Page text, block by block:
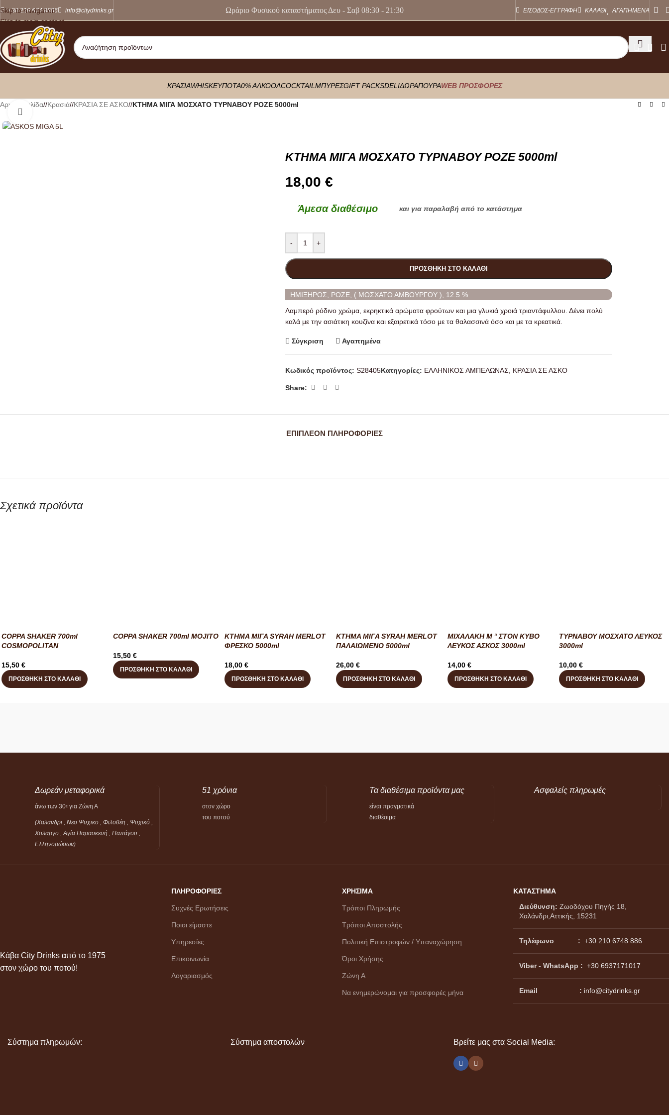
Skip to navigation
Skip to main content
+30 210 674 8886 info@citydrinks.gr Ωράριο Φυσικού καταστήματος Δευ - Σαβ 08:30 - 21:30 ΕΙΣΟΔΟΣ-ΕΓΓΡΑΦΗ ΚΑΛΑΘΙ ΑΓΑΠΗΜΕΝΑ
ΚΡΑΣΙΑWHISKEYΠΟΤΑ0% ΑΛΚΟΟΛCOCKTAIL ΜΠΥΡΕΣGIFT PACKSDELIΔΩΡΑΠΟΥΡΑWEB ΠΡΟΣΦΟΡΕΣ
Αρχική σελίδα/ Κρασιά/ ΚΡΑΣΙΑ ΣΕ ΑΣΚΟ/ KTHMA ΜΙΓΑ ΜΟΣΧΑΤΟ ΤΥΡΝΑΒΟΥ ΡΟΖΕ 5000ml
KTHMA ΜΙΓΑ ΜΟΣΧΑΤΟ ΤΥΡΝΑΒΟΥ ΡΟΖΕ 5000ml
18,00 €
Άμεσα διαθέσιμο και για παραλαβή από το κατάστημα
- +
ΠΡΟΣΘΉΚΗ ΣΤΟ ΚΑΛΆΘΙ
ΗΜΙΞΗΡΟΣ, ΡΟΖΕ, ( ΜΟΣΧΑΤΟ ΑΜΒΟΥΡΓΟΥ ), 12.5 %
Λαμπερό ρόδινο χρώμα, εκρηκτικά αρώματα φρούτων και μια γλυκιά χροιά τριαντάφυλλου. Δένει πολύ
καλά με την ασιάτικη κουζίνα και εξαιρετικά τόσο με τα θαλασσινά όσο και με τα κρεατικά.
Σύγκριση Αγαπημένα
Κωδικός προϊόντος: S28405Κατηγορίες: ΕΛΛΗΝΙΚΟΣ ΑΜΠΕΛΩΝΑΣ ΚΡΑΣΙΑ ΣΕ ΑΣΚΟ
Share:
ΕΠΙΠΛΈΟΝ ΠΛΗΡΟΦΟΡΊΕΣ
Σχετικά προϊόντα
COPPA SHAKER 700ml
COSMOPOLITAN
15,50 €
ΠΡΟΣΘΉΚΗ ΣΤΟ ΚΑΛΆΘΙ
COPPA SHAKER 700ml MOJITO
15,50 €
ΠΡΟΣΘΉΚΗ ΣΤΟ ΚΑΛΆΘΙ
KTHMA ΜΙΓΑ SYRAH MERLOT
ΦΡΕΣΚΟ 5000ml
18,00 €
ΠΡΟΣΘΉΚΗ ΣΤΟ ΚΑΛΆΘΙ
KTHMA ΜΙΓΑ SYRAH MERLOT
ΠΑΛΑΙΩΜΕΝΟ 5000ml
26,00 €
ΠΡΟΣΘΉΚΗ ΣΤΟ ΚΑΛΆΘΙ
ΜΙΧΑΛΑΚΗ Μ ³ ΣΤΟΝ ΚΥΒΟ
ΛΕΥΚΟΣ ΑΣΚΟΣ 3000ml
14,00 €
ΠΡΟΣΘΉΚΗ ΣΤΟ ΚΑΛΆΘΙ
ΤΥΡΝΑΒΟΥ ΜΟΣΧΑΤΟ ΛΕΥΚΟΣ
3000ml
10,00 €
ΠΡΟΣΘΉΚΗ ΣΤΟ ΚΑΛΆΘΙ
Δωρεάν μεταφορικά
άνω των 30ε για Ζώνη Α
(Χαλανδρι , Νεο Ψυχικο , Φιλοθέη , Ψυχικό ,
Χολαργο , Αγία Παρασκευή , Παπάγου ,
Ελληνορώσων)
51 χρόνια
στον χώρο
του ποτού
Τα διαθέσιμα προϊόντα μας
είναι πραγματικά
διαθέσιμα
Ασφαλείς πληρωμές
Κάβα City Drinks από το 1975
στον χώρο του ποτού!
ΠΛΗΡΟΦΟΡΙΕΣ
Συχνές Ερωτήσεις
Ποιοι είμαστε
Υπηρεσίες
Επικοινωνία
Λογαριασμός
ΧΡΗΣΙΜΑ
Τρόποι Πληρωμής
Τρόποι Αποστολής
Πολιτική Επιστροφών / Υπαναχώρηση
Όροι Χρήσης
Ζώνη Α
Να ενημερώνομαι για προσφορές μήνα
ΚΑΤΑΣΤΗΜΑ
Διεύθυνση: Ζωοδόχου Πηγής 18,
Χαλάνδρι,Αττικής, 15231
Τηλέφωνο : +30 210 6748 886
Viber - WhatsApp : +30 6937171017
Email : info@citydrinks.gr
Σύστημα πληρωμών: Σύστημα αποστολών Βρείτε μας στα Social Media: